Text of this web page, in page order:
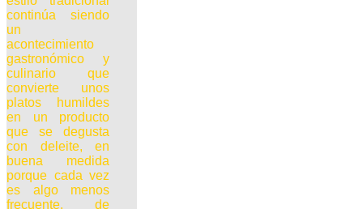
continúa siendo
un
acontecimiento
gastronómico y
culinario que
convierte unos
platos humildes
en un producto
que se degusta
con deleite, en
buena medida
porque cada vez
es algo menos
frecuente. de